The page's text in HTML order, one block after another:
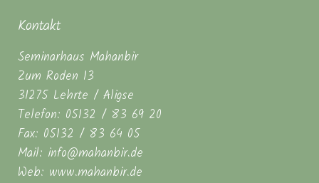
Kontakt
Seminarhaus Mahanbir
Zum Roden 13
31275 Lehrte / Aligse
Telefon: 05132 / 83 69 20
Fax: 05132 / 83 64 05
Mail: info@mahanbir.de
Web: www.mahanbir.de